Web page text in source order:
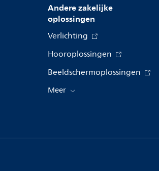
Andere zakelijke
oplossingen
Verlichting
Hooroplossingen
Beeldschermoplossingen
Meer